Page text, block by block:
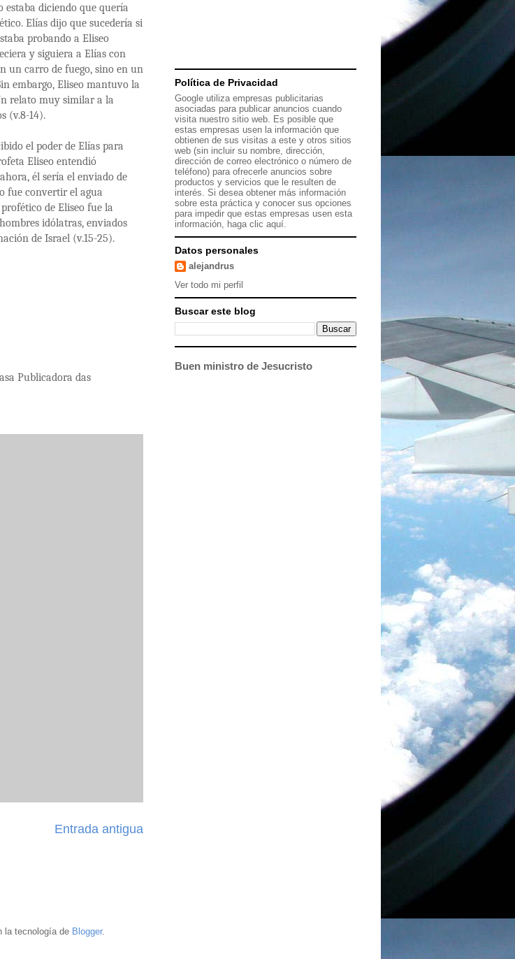
estaba diciendo que quería
Elías dijo que sucedería si
probando a Eliseo
y siguiera a Elías con
un carro de fuego, sino en un
embargo, Eliseo mantuvo la
relato muy similar a la
(v.8-14).
el poder de Elías para
Eliseo entendió
él sería el enviado de
fue convertir el agua
de Eliseo fue la
idólatras, enviados
de Israel (v.15-25).
Publicadora das
Entrada antigua
Política de Privacidad
Google utiliza empresas publicitarias
asociadas para publicar anuncios cuando
visita nuestro sitio web. Es posible que
estas empresas usen la información que
obtienen de sus visitas a este y otros sitios
web (sin incluir su nombre, dirección,
dirección de correo electrónico o número de
teléfono) para ofrecerle anuncios sobre
productos y servicios que le resulten de
interés. Si desea obtener más información
sobre esta práctica y conocer sus opciones
para impedir que estas empresas usen esta
información, haga clic aquí.
Datos personales
alejandrus
Ver todo mi perfil
Buscar este blog
Buen ministro de Jesucristo
la tecnología de Blogger.